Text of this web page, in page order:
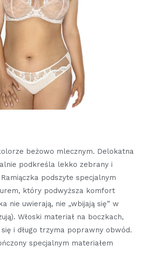
beżowo mlecznym. Delokatna
podkreśla lekko zebrany i
podszyte specjalnym
który podwyższa komfort
nie uwierają, nie „wbijają się” w
Włoski materiał na boczkach,
i długo trzyma poprawny obwód.
specjalnym materiałem